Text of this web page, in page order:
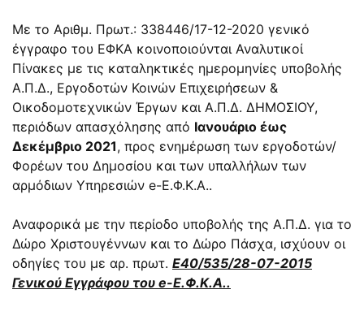
Με το Αριθμ. Πρωτ.: 338446/17-12-2020 γενικό
έγγραφο του ΕΦΚΑ κοινοποιούνται Αναλυτικοί
Πίνακες με τις καταληκτικές ημερομηνίες υποβολής
Α.Π.Δ., Εργοδοτών Κοινών Επιχειρήσεων &
Οικοδομοτεχνικών Έργων και Α.Π.Δ. ΔΗΜΟΣΙΟΥ,
περιόδων απασχόλησης από Ιανουάριο έως
Δεκέμβριο 2021, προς ενημέρωση των εργοδοτών/
Φορέων του Δημοσίου και των υπαλλήλων των
αρμόδιων Υπηρεσιών e-Ε.Φ.Κ.Α..
Αναφορικά με την περίοδο υποβολής της Α.Π.Δ. για το
Δώρο Χριστουγέννων και το Δώρο Πάσχα, ισχύουν οι
οδηγίες του με αρ. πρωτ. Ε40/535/28-07-2015
Γενικού Εγγράφου του e-Ε.Φ.Κ.Α..